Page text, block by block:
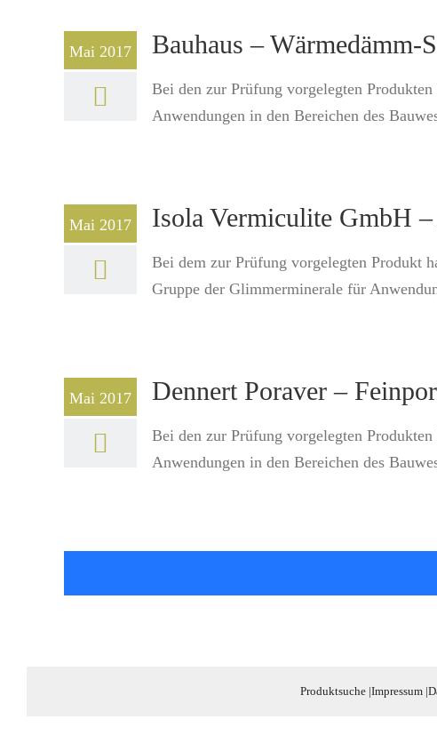
Mai 2017 Bauhaus – Wärmedämm-
Bei den zur Prüfung vorgelegten
Anwendungen in den Bereichen des
Mai 2017 Isola Vermiculite GmbH
Bei dem zur Prüfung vorgelegten Produkt
Gruppe der Glimmerminerale für
Mai 2017 Dennert Poraver –
Bei den zur Prüfung vorgelegten
Anwendungen in den Bereichen des
Produktsuche|Impressum|